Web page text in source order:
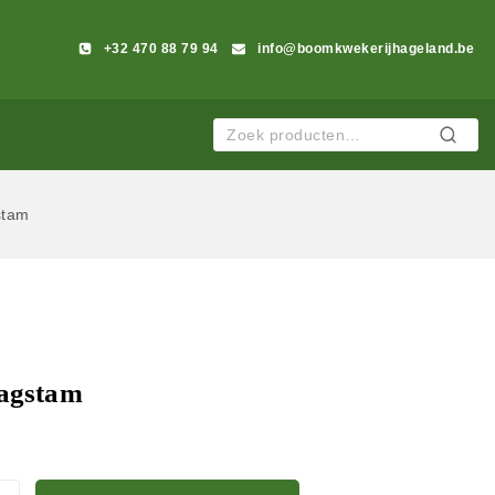
+32 470 88 79 94 info@boomkwekerijhageland.be
Zoeken